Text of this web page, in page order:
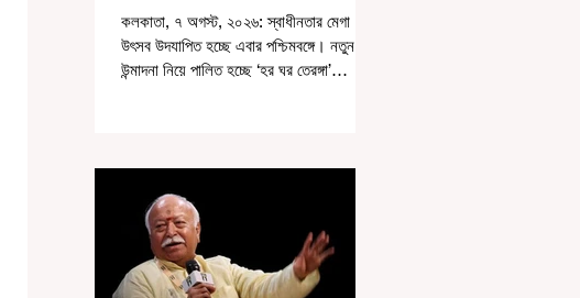
কলকাতা, ৭ অগস্ট, ২০২৬: স্বাধীনতার মেগা
উৎসব উদযাপিত হচ্ছে এবার পশ্চিমবঙ্গে। নতুন
উন্মাদনা নিয়ে পালিত হচ্ছে ‘হর ঘর তেরঙ্গা’
পদযাত্রার রেশ সেভাবে পড়েনি। শুক্রবার কলকাতা
সার্ভে বিল্ডিংয়ের সামনে থেকে হাজরা মোড় পর্যন্ত
তেরঙ্গা যাত্রায় অংশ নিয়ে সেই কর্মসূচির আনুষ্ঠানিক
সূচনা করলেন মুখ্যমন্ত্রী শুভেন্দু অধিকারী। শুক্রবার
মিছিলে মুখ্যমন্ত্রীর